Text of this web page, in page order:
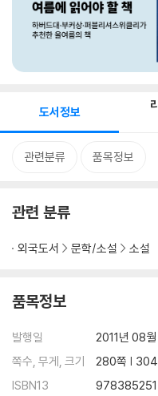
도서정보
관련분류 품목정보
관련 분류
외국도서 문학/소설 소설
품목정보
발행일
2011년 08
쪽수, 무게, 크기
280쪽 |
ISBN13